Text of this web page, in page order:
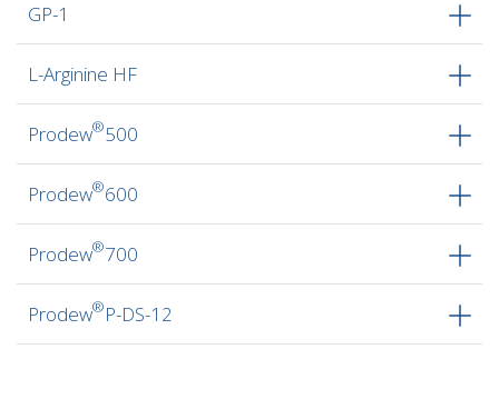
GP-1
L-Arginine HF
Prodew®500
Prodew®600
Prodew®700
Prodew®P-DS-12